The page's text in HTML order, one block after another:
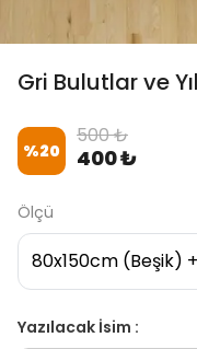
Gri Bulutlar ve
%20
500 ₺
400 ₺
Ölçü
Yazılacak İsim :